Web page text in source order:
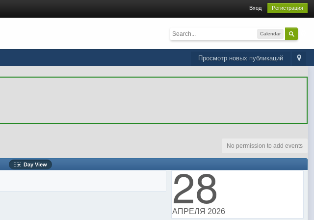
Вход Регистрация
Calendar
Просмотр новых публикаций
No permission to add events
Day View 28
АПРЕЛЯ 2026